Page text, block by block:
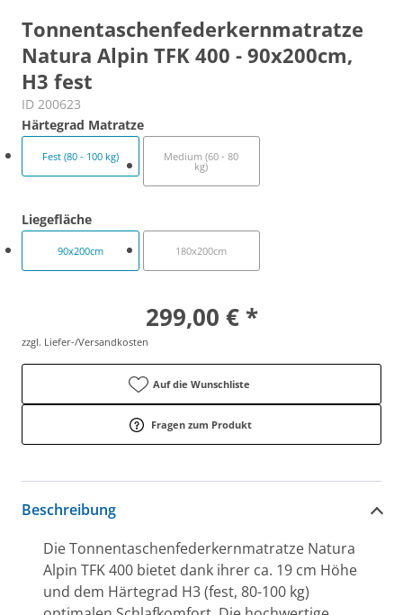
Tonnentaschenfederkernmatratze
Natura Alpin TFK 400 - 90x200cm,
H3 fest
ID 200623
Härtegrad Matratze
Fest (80 - 100 kg) Medium (60 - 80
kg)
Liegefläche
90x200cm 180x200cm
299,00 € *
zzgl. Liefer-/Versandkosten
Auf die Wunschliste
Fragen zum Produkt
Beschreibung
Die Tonnentaschenfederkernmatratze Natura
Alpin TFK 400 bietet dank ihrer ca. 19 cm Höhe
und dem Härtegrad H3 (fest, 80-100 kg)